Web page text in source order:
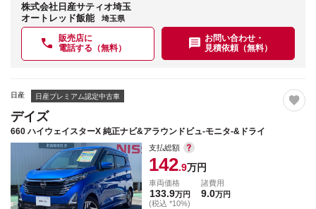
株式会社日産サティオ埼玉
オートレッド飯能
埼玉県
販売店に
電話する（無料）
お問い合わせ・
見積依頼（無料）
日産 日産プレミアム認定中古車
デイズ
660 ハイウェイスターX 純正ナビ&アラウンドビュ-モニタ-&ドライ
支払総額
142.9万円
車両価格
133.9万円
(税込 *10%)
諸費用
9.0万円